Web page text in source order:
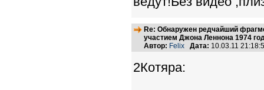
Re: Обнаружен редчайший
участием Джона Леннона 1974
Автор: Felix Дата: 10.03.11
2Котяра: